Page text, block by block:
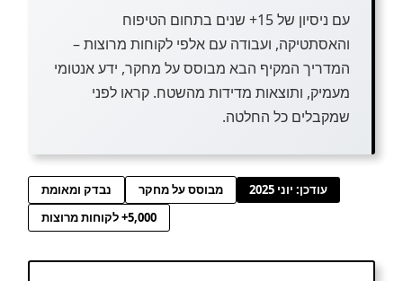
עם ניסיון של 15+ שנים בתחום הטיפוח
והאסתטיקה, ועבודה עם אלפי לקוחות מרוצות –
המדריך המקיף הבא מבוסס על מחקר, ידע אנטומי
מעמיק, ותוצאות מדידות מהשטח. קראו לפני
שמקבלים כל החלטה.
עודכן: יוני 2025 מבוסס על מחקר
נבדק ומאומת
5,000+ לקוחות מרוצות